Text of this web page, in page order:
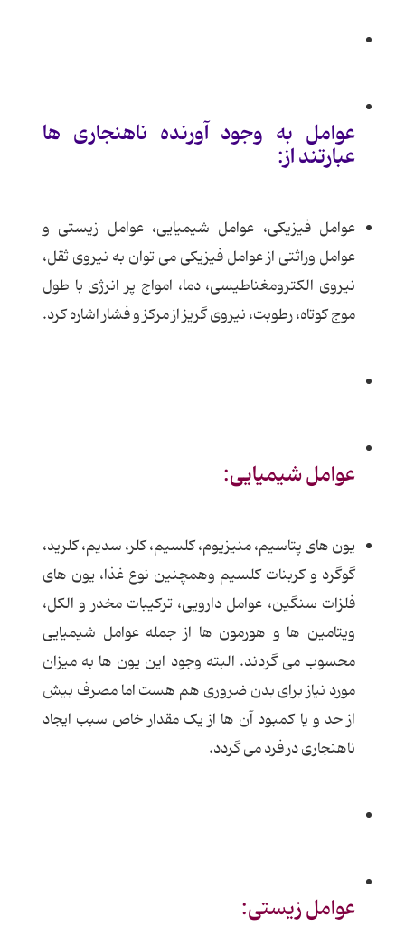
عوامل به وجود آورنده ناهنجاری ها
عبارتند از:
عوامل فیزیکی، عوامل شیمیایی، عوامل زیستی و
عوامل وراثتی از عوامل فیزیکی می توان به نیروی ثقل،
نیروی الکترومغناطیسی، دما، امواج پر انرژی با طول
موج کوتاه، رطوبت، نیروی گریز از مرکز و فشار اشاره کرد.
عوامل شیمیایی:
یون های پتاسیم، منیزیوم، کلسیم، کلر، سدیم، کلرید،
گوگرد و کربنات کلسیم وهمچنین نوع غذا، یون های
فلزات سنگین، عوامل دارویی، ترکیبات مخدر و الکل،
ویتامین ها و هورمون ها از جمله عوامل شیمیایی
محسوب می گردند. البته وجود این یون ها به میزان
مورد نیاز برای بدن ضروری هم هست اما مصرف بیش
از حد و یا کمبود آن ها از یک مقدار خاص سبب ایجاد
ناهنجاری در فرد می گردد.
عوامل زیستی: